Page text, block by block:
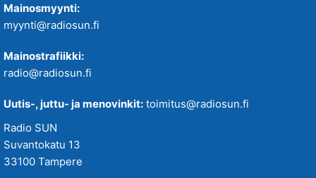
Mainosmyynti:
myynti@radiosun.fi
Mainostrafiikki:
radio@radiosun.fi
Uutis-, juttu- ja menovinkit: toimitus@radiosun.fi
Radio SUN
Suvantokatu 13
33100 Tampere